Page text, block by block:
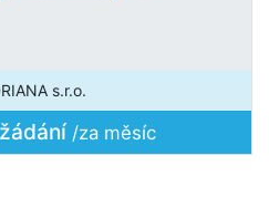
s.r.o.
/za měsíc